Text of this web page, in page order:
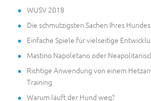
WUSV 2018
Die schmutzigsten Sachen Ihres Hundes
Einfache Spiele für vielseitige
Mastino Napoletano oder
Richtige Anwendung von einem
Training
Warum läuft der Hund weg?